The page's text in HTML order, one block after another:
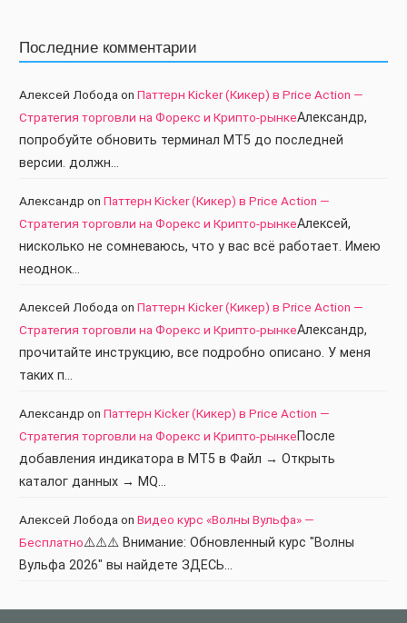
Последние комментарии
Алексей Лобода on Паттерн Kicker (Кикер) в Price Action —
Стратегия торговли на Форекс и Крипто-рынкеАлександр,
попробуйте обновить терминал МТ5 до последней
версии. должн…
Александр on Паттерн Kicker (Кикер) в Price Action —
Стратегия торговли на Форекс и Крипто-рынкеАлексей,
нисколько не сомневаюсь, что у вас всё работает. Имею
неоднок…
Алексей Лобода on Паттерн Kicker (Кикер) в Price Action —
Стратегия торговли на Форекс и Крипто-рынкеАлександр,
прочитайте инструкцию, все подробно описано. У меня
таких п…
Александр on Паттерн Kicker (Кикер) в Price Action —
Стратегия торговли на Форекс и Крипто-рынкеПосле
добавления индикатора в МТ5 в Файл → Открыть
каталог данных → MQ…
Алексей Лобода on Видео курс «Волны Вульфа» —
Бесплатно⚠️⚠️⚠️ Внимание: Обновленный курс "Волны
Вульфа 2026" вы найдете ЗДЕСЬ…